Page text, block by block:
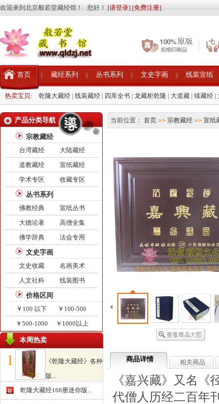
欢迎来到北京般若堂藏经馆！ 您好！ [请登录] [免费注册]
首页 藏经系列 丛书系列 文史字画 线装宣纸
热卖宝贝: 乾隆大藏经 | 线装藏经 | 四库全书 | 龙藏柜乾隆 | 大道藏 | 续藏经 |
产品分类导航
宗教藏经
台湾藏经
大陆藏经
道教藏经
宣纸藏经
学术专区
收藏专区
丛书系列
佛教经典
宣纸丛书
大德论著
高僧全集
佛学辞典
法会专用
文史字画
文史收藏
名画美术
人文社科
线装图书
价格区间
￥100 以下
￥100-500
￥500-1000
￥1000以上
本周热卖
《乾隆大藏经》各种
版...
￥0.000
乾隆大藏经168册迷你版...
当前位置： 首页 >> 宗教藏经 >> 宣纸
商品详情 相关商品
《嘉兴藏》又名
代僧人历经二百年